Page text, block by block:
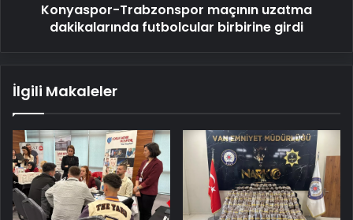
Konyaspor-Trabzonspor maçının uzatma
dakikalarında futbolcular birbirine girdi
İlgili Makaleler